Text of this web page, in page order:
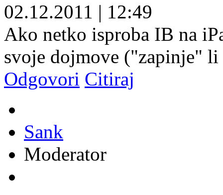
02.12.2011 | 12:49
Ako netko isproba IB na
svoje dojmove ("zapinje"
Odgovori Citiraj
Sank
Moderator